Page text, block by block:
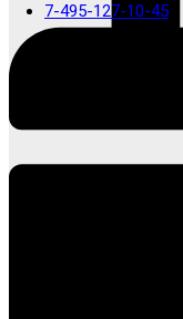
7-495-127-10-45